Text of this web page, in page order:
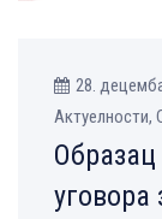
28.
Aктуелности,
уговора